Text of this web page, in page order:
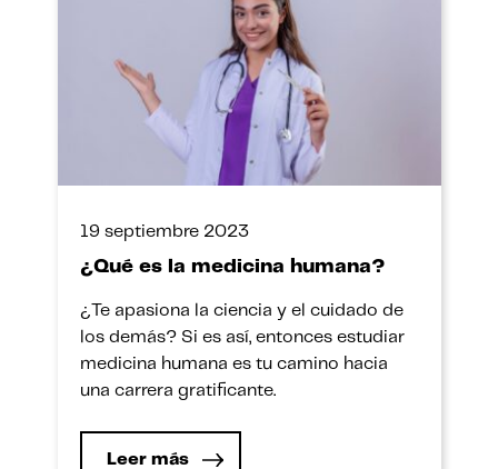
19 septiembre 2023
¿Qué es la medicina humana?
¿Te apasiona la ciencia y el cuidado de
los demás? Si es así, entonces estudiar
medicina humana es tu camino hacia
una carrera gratificante.
Leer más